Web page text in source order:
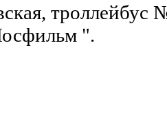
троллейбус
".